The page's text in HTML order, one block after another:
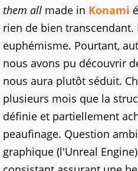
them all made in Konami
rien de bien transcendant.
euphémisme. Pourtant,
nous avons pu découvrir
nous aura plutôt séduit.
plusieurs mois que la
définie et partiellement
peaufinage. Question
graphique (l'Unreal